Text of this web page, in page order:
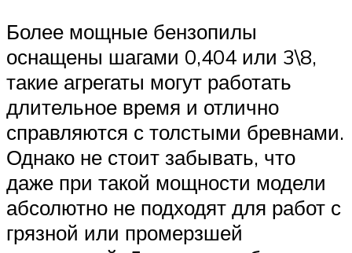
Более мощные бензопилы
оснащены шагами 0,404 или 3\8,
такие агрегаты могут работать
длительное время и отлично
справляются с толстыми бревнами.
Однако не стоит забывать, что
даже при такой мощности модели
абсолютно не подходят для работ с
грязной или промерзшей